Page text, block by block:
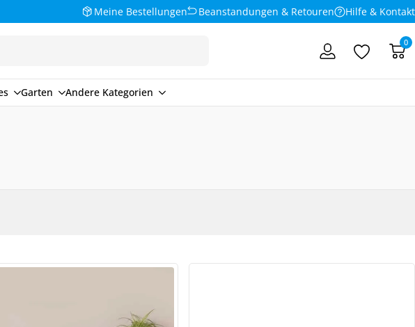
Meine Bestellungen Beanstandungen & Retouren Hilfe & Kontakt
0
Garten Andere Kategorien